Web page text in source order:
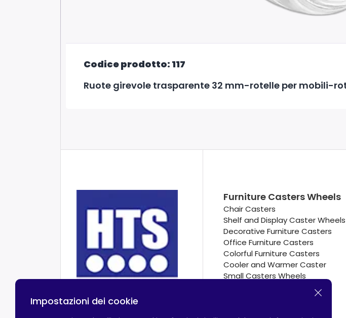
Codice prodotto: 117
Ruote girevole trasparente 32 mm-rotelle per mobili-
Furniture Casters Wheels
Chair Casters
Shelf and Display Caster Wheels
Decorative Furniture Casters
Office Furniture Casters
Colorful Furniture Casters
Cooler and Warmer Caster
Small Casters Wheels
Hotel Equipment Casters
Impostazioni dei cookie